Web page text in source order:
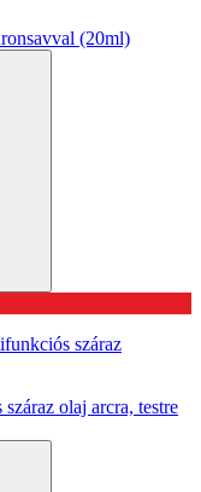
(20ml)
olaj arcra, testre